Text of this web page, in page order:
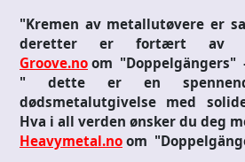
"Kremen av metallutøvere er
deretter er fortært av
Groove.no om "Doppelgängers"
" dette er en
dødsmetalutgivelse med
Hva i all verden ønsker du deg
Heavymetal.no om